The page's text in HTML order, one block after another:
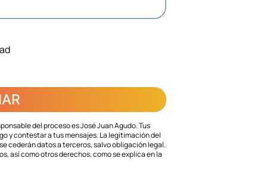
del proceso es José Juan Agudo. Tus
y contestar a tus mensajes. La legitimación del
cederán datos a terceros, salvo obligación legal.
así como otros derechos, como se explica en la